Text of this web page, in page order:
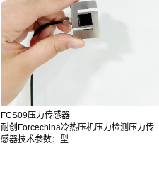
FCS09压力传感器
耐创Forcechina冷热压机压力检测压力传
感器技术参数：型...